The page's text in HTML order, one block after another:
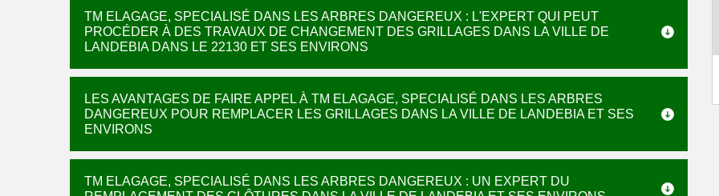
TM ELAGAGE, SPECIALISÉ DANS LES ARBRES DANGEREUX : L'EXPERT QUI PEUT
PROCÉDER À DES TRAVAUX DE CHANGEMENT DES GRILLAGES DANS LA VILLE DE
LANDEBIA DANS LE 22130 ET SES ENVIRONS
LES AVANTAGES DE FAIRE APPEL À TM ELAGAGE, SPECIALISÉ DANS LES ARBRES
DANGEREUX POUR REMPLACER LES GRILLAGES DANS LA VILLE DE LANDEBIA ET SES
ENVIRONS
TM ELAGAGE, SPECIALISÉ DANS LES ARBRES DANGEREUX : UN EXPERT DU